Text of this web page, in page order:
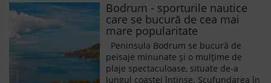
Bodrum - sporturile nautice
care se bucură de cea mai
mare popularitate
Peninsula Bodrum se bucură de
peisaje minunate și o mulțime de
plaje spectaculoase, situate de-a
lungul coastei întinse. Scufundarea în